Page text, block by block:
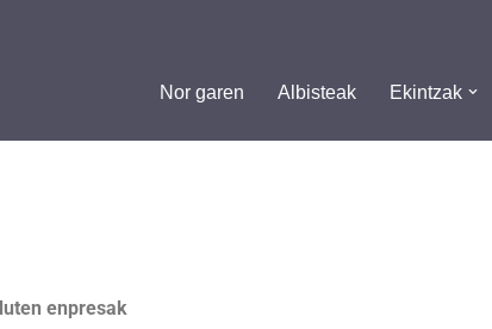
Nor garen Albisteak Ekintzak
enpresak